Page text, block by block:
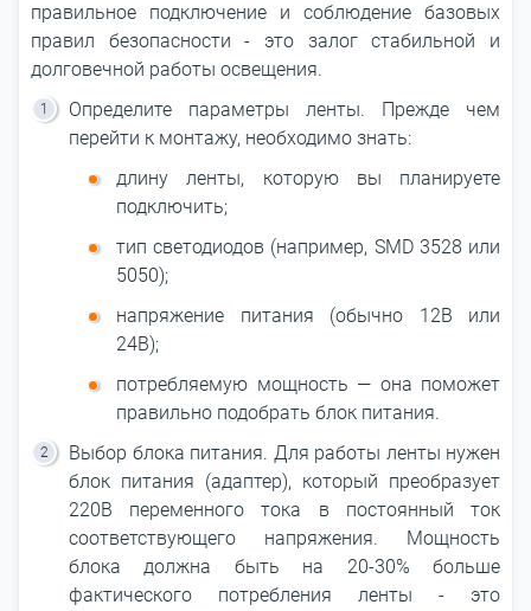
правильное подключение и соблюдение базовых
правил безопасности - это залог стабильной и
долговечной работы освещения.
Определите параметры ленты. Прежде чем
перейти к монтажу, необходимо знать:
длину ленты, которую вы планируете
подключить;
тип светодиодов (например, SMD 3528 или
5050);
напряжение питания (обычно 12В или
24В);
потребляемую мощность ― она поможет
правильно подобрать блок питания.
Выбор блока питания. Для работы ленты нужен
блок питания (адаптер), который преобразует
220В переменного тока в постоянный ток
соответствующего напряжения. Мощность
блока должна быть на 20-30% больше
фактического потребления ленты - это